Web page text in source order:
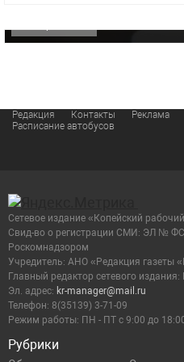
Редакция Контакты Реклама
Расписание автобусов
Рубрики
Сетевое издание «Копейский
Cвид-во о регистрации СМИ: ЭЛ №
Роскомнадзором
Учредитель: АНО «Редакция газеты
Главный редактор сетевого издания:
Эл. адрес: kr-manager@mail.ru
Телефон: 8(35139) 3-71-09
Режим работы: ПН - ПТ с 9:00 до